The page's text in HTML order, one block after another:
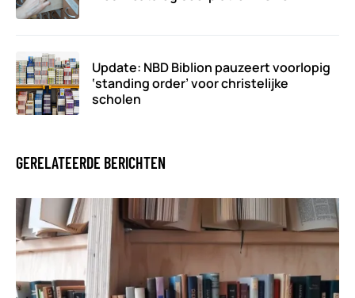
Update: NBD Biblion pauzeert voorlopig
‘standing order’ voor christelijke
scholen
GERELATEERDE BERICHTEN